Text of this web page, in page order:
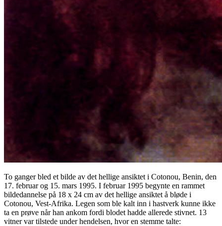
To ganger bled et bilde av det hellige ansiktet i Cotonou, Benin, den
17. februar og 15. mars 1995. I februar 1995 begynte en rammet
bildedannelse på 18 x 24 cm av det hellige ansiktet å bløde i
Cotonou, Vest-Afrika. Legen som ble kalt inn i hastverk kunne ikke
ta en prøve når han ankom fordi blodet hadde allerede stivnet. 13
vitner var tilstede under hendelsen, hvor en stemme talte: